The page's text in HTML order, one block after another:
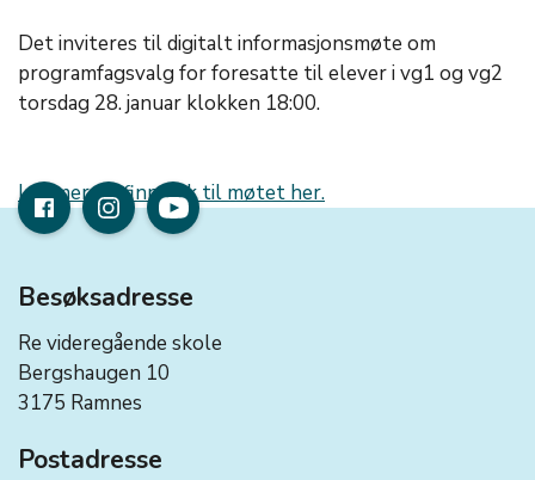
Det inviteres til digitalt informasjonsmøte om
programfagsvalg for foresatte til elever i vg1 og vg2
torsdag 28. januar klokken 18:00.
Les mer og finn link til møtet her.
Besøksadresse
Re videregående skole
Bergshaugen 10
3175 Ramnes
Postadresse